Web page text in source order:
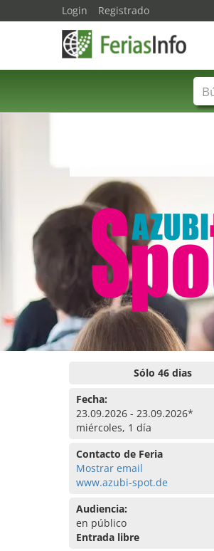
Sólo 46 dias
Fecha:
23.09.2026 - 23.09.2026*
miércoles, 1 día
Contacto de Feria
Mostrar email
www.azubi-spot.de
Audiencia:
en público
Entrada libre
Login Registrado